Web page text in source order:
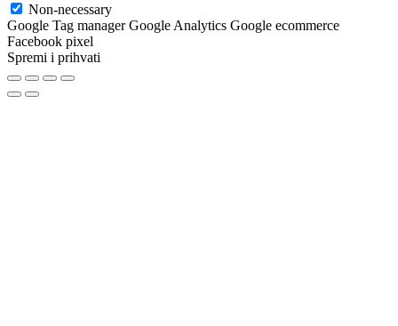
Non-necessary
Google Tag manager Google Analytics Google ecommerce
Facebook pixel
Spremi i prihvati